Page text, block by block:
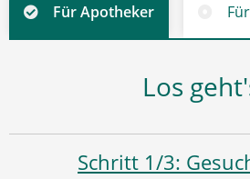
Für Apotheker
Los
Schritt 1/3: